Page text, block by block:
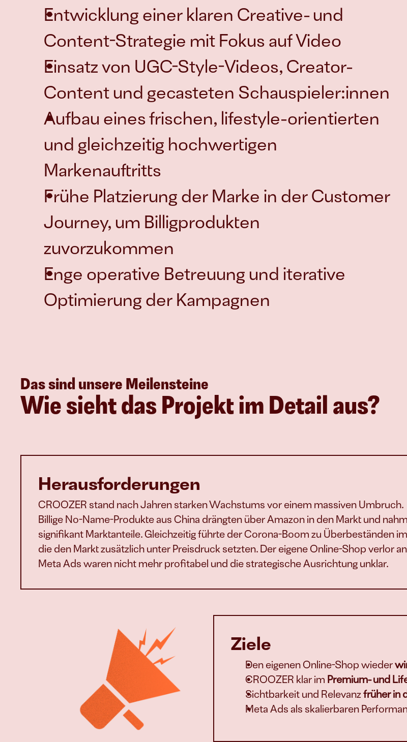
Entwicklung einer klaren Creative- und
Content-Strategie mit Fokus auf Video
Einsatz von UGC-Style-Videos, Creator-
Content und gecasteten Schauspieler:innen
Aufbau eines frischen, lifestyle-orientierten
und gleichzeitig hochwertigen
Markenauftritts
Frühe Platzierung der Marke in der Customer
Journey, um Billigprodukten
zuvorzukommen
Enge operative Betreuung und iterative
Optimierung der Kampagnen
Das sind unsere Meilensteine
Wie sieht das Projekt im Detail aus?
Herausforderungen
CROOZER stand nach Jahren starken Wachstums vor einem massiven Umbruch.
Billige No-Name-Produkte aus China drängten über Amazon in den Markt und
signifikant Marktanteile. Gleichzeitig führte der Corona-Boom zu Überbeständen
die den Markt zusätzlich unter Preisdruck setzten. Der eigene Online-Shop verlor
Meta Ads waren nicht mehr profitabel und die strategische Ausrichtung unklar.
Ziele
Den eigenen Online-Shop wieder
CROOZER klar im Premium- und
Sichtbarkeit und Relevanz früher in
Meta Ads als skalierbaren